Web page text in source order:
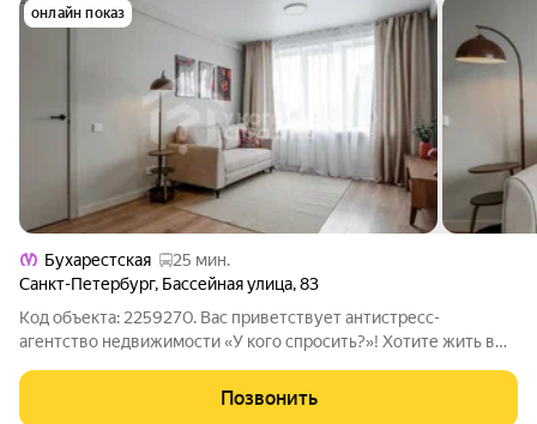
онлайн показ
Бухарестская
25 мин.
Санкт-Петербург, Бассейная улица,83
Код объекта: 2259270. Вас приветствует антистресс-
агентство недвижимости «У кого спросить?»! Хотите жить в
Победы и СКА Арены всего две минуты прогулочным шагом?
Представьте: сегодня танцы под
Позвонить